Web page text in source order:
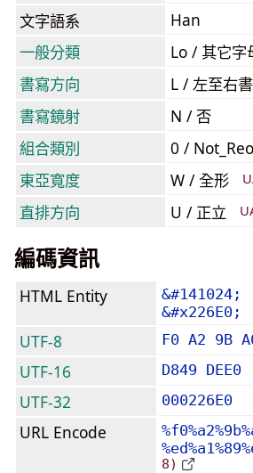
文字語系
Han
一般分類
Lo / 其它
書寫方向
L / 左至右
書寫鏡射
N / 否
組合類別
0 /
東亞寬度
W / 全形
直排方向 U / 正立
編碼資訊
HTML Entity
&#141024;
&#x226E0;
UTF-8 F0 A2 9B
UTF-16 D849 DEE0
UTF-32 000226E0
URL Encode
8)